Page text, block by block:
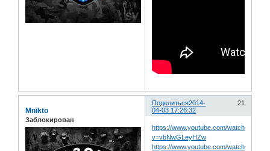
Поделиться 21
2014-
04-03 17:26:32
Mnikto
Заблокирован
https://www.youtube.com/watch?
v=vbNwGLeyHZw
https://www.youtube.com/watch?